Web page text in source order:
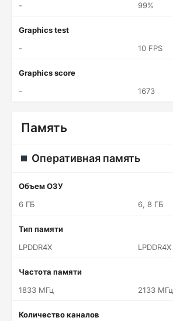
-
99%
Graphics test
-
10 FPS
Graphics score
-
1673
Память
Оперативная память
Объем ОЗУ
6 ГБ
6, 8 ГБ
Тип памяти
LPDDR4X
LPDDR4X
Частота памяти
1833 МГц
2133 МГц
Количество каналов